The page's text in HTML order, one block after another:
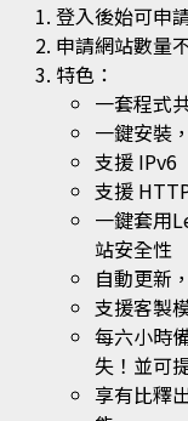
登入後始可申
申請網站數量
特色：
一套程式
一鍵安裝
支援 IPv6
支援
一鍵套用
站安全性
自動更新
支援客製
每六小時
失！並可
享有比釋